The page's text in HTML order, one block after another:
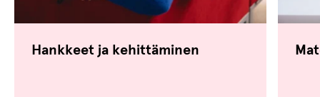
Hankkeet ja kehittäminen